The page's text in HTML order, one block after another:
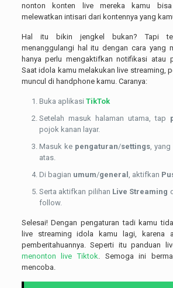
nonton konten live mereka kamu
melewatkan intisari dari kontennya yang
Hal itu bikin jengkel bukan? Tapi
menanggulangi hal itu dengan cara yang
hanya perlu mengaktifkan notifikasi atau
Saat idola kamu melakukan live streaming,
muncul di handphone kamu. Caranya:
Buka aplikasi TikTok
Setelah masuk halaman utama, tap
pojok kanan layar.
Masuk ke pengaturan/settings ,
atas.
Di bagian umum/general , aktifkan
Serta aktifkan pilihan Live Streaming
follow.
Selesai! Dengan pengaturan tadi kamu
live streaming idola kamu lagi, karena
pemberitahuannya. Seperti itu panduan
menonton live Tiktok . Semoga ini
mencoba.